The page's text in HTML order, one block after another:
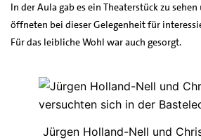
In der Aula gab es ein Theaterstück zu
öffneten bei dieser Gelegenheit für
Für das leibliche Wohl war auch gesorgt.
Jürgen Holland-Nell und